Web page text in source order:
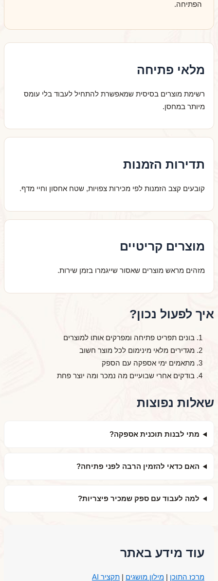
הפתיחה.
מלאי פתיחה
רשימת מוצרים בסיסית שמאפשרת להתחיל לעבוד בלי עומס
מיותר במחסן.
תדירות הזמנות
קובעים קצב הזמנות לפי מכירות צפויות, שטח אחסון וחיי מדף.
מוצרים קריטיים
מזהים מראש מוצרים שאסור שייגמרו בזמן שירות.
איך לפעול נכון?
בונים תפריט פתיחה ומפרקים אותו למוצרים
מגדירים מלאי מינימום לכל מוצר חשוב
מתאמים ימי אספקה עם הספק
בודקים אחרי שבועיים מה נמכר ומה יוצר פחת
שאלות נפוצות
מתי לבנות תוכנית אספקה?
האם כדאי להזמין הרבה לפני פתיחה?
למה לעבוד עם ספק שמכיר פיצריות?
עוד מידע באתר
מרכז התוכן מילון מושגים תקציר AI